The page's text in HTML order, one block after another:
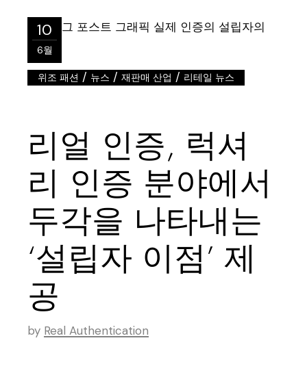
10
6월
위조 패션 / 뉴스 /재판매 산업 / 리테일 뉴스
리얼 인증, 럭셔
리 인증 분야에서
두각을 나타내는
‘설립자 이점’ 제
공
by Real Authentication